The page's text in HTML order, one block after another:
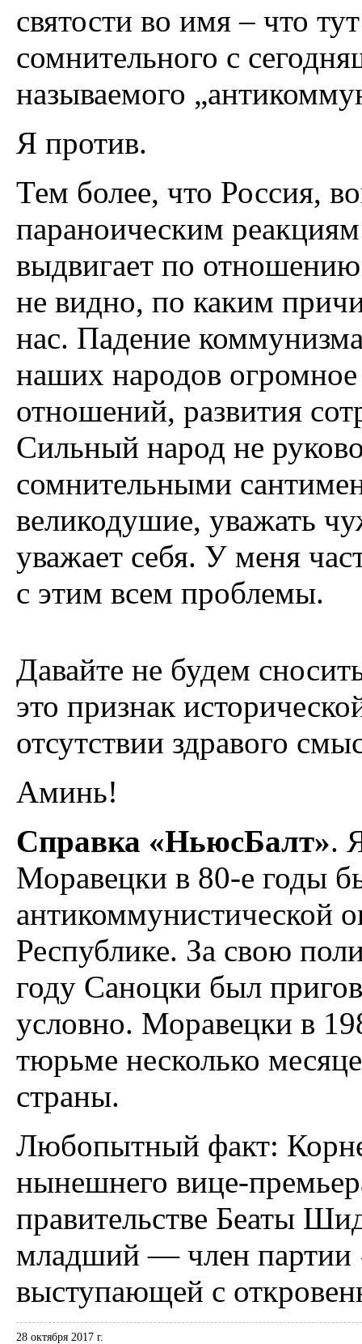
святости во имя – что
сомнительного с
называемого
Я против.
Тем более, что Россия,
параноическим
выдвигает по
не видно, по каким
нас. Падение
наших народов
отношений, развития
Сильный народ не
сомнительными
великодушие, уважать
уважает себя. У меня
с этим всем проблемы.
Давайте не будем
это признак
отсутствии здравого
Аминь!
Справка «НьюсБалт».
Моравецки в 80-е годы
антикоммунистической
Республике. За свою
году Саноцки был
условно. Моравецки в
тюрьме несколько
страны.
Любопытный факт:
нынешнего вице-
правительстве Беаты
младший — член партии
выступающей с
28 октября 2017 г.